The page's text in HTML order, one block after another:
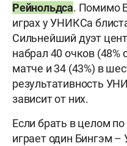
Рейнольдса. Помимо
играх у УНИКСа
Сильнейший дуэт
набрал 40 очков
матче и 34 (43%) в
результативность
зависит от них.
Если брать в целом по
играет один Бингэм